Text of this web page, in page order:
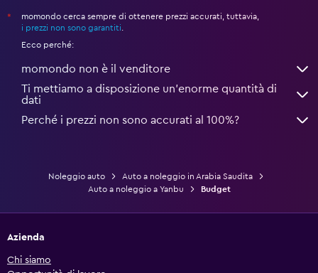
*
momondo cerca sempre di ottenere prezzi accurati, tuttavia,
i prezzi non sono garantiti.
Ecco perché:
momondo non è il venditore
Ti mettiamo a disposizione un’enorme quantità di
dati
Perché i prezzi non sono accurati al 100%?
Noleggio auto
Auto a noleggio in Arabia Saudita
Auto a noleggio a Yanbu
Budget
Azienda
Chi siamo